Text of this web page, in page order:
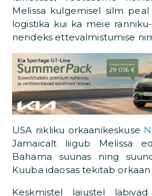
Melissa kulgemisel silm
logistika kui ka meie
nendeks ettevalmistumise
USA riikliku orkaanikeskuse
Jamaicalt liigub Melissa
Bahama suunas ning
Kuuba idaosas tekitab
Keskmistel laiustel